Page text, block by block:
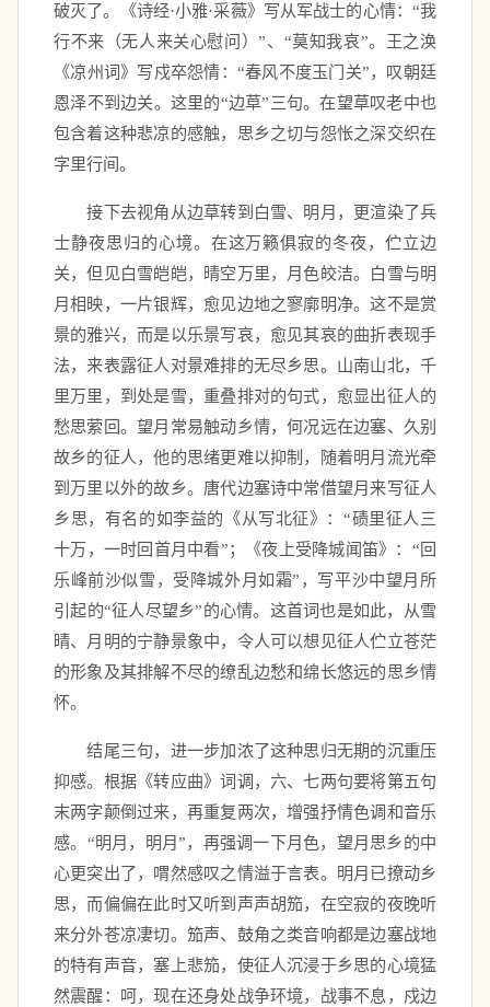
破灭了。《诗经·小雅·采薇》写从军战士的心情：“我
行不来（无人来关心慰问）”、“莫知我哀”。王之涣
《凉州词》写戍卒怨情：“春风不度玉门关”，叹朝廷
恩泽不到边关。这里的“边草”三句。在望草叹老中也
包含着这种悲凉的感触，思乡之切与怨怅之深交织在
字里行间。
接下去视角从边草转到白雪、明月，更渲染了兵
士静夜思归的心境。在这万籁俱寂的冬夜，伫立边
关，但见白雪皑皑，晴空万里，月色皎洁。白雪与明
月相映，一片银辉，愈见边地之寥廓明净。这不是赏
景的雅兴，而是以乐景写哀，愈见其哀的曲折表现手
法，来表露征人对景难排的无尽乡思。山南山北，千
里万里，到处是雪，重叠排对的句式，愈显出征人的
愁思萦回。望月常易触动乡情，何况远在边塞、久别
故乡的征人，他的思绪更难以抑制，随着明月流光牵
到万里以外的故乡。唐代边塞诗中常借望月来写征人
乡思，有名的如李益的《从写北征》：“碛里征人三
十万，一时回首月中看”；《夜上受降城闻笛》：“回
乐峰前沙似雪，受降城外月如霜”，写平沙中望月所
引起的“征人尽望乡”的心情。这首词也是如此，从雪
晴、月明的宁静景象中，令人可以想见征人伫立苍茫
的形象及其排解不尽的缭乱边愁和绵长悠远的思乡情
怀。
结尾三句，进一步加浓了这种思归无期的沉重压
抑感。根据《转应曲》词调，六、七两句要将第五句
末两字颠倒过来，再重复两次，增强抒情色调和音乐
感。“明月，明月”，再强调一下月色，望月思乡的中
心更突出了，喟然感叹之情溢于言表。明月已撩动乡
思，而偏偏在此时又听到声声胡笳，在空寂的夜晚听
来分外苍凉凄切。笳声、鼓角之类音响都是边塞战地
的特有声音，塞上悲笳，使征人沉浸于乡思的心境猛
然震醒：呵，现在还身处战争环境，战事不息，戍边